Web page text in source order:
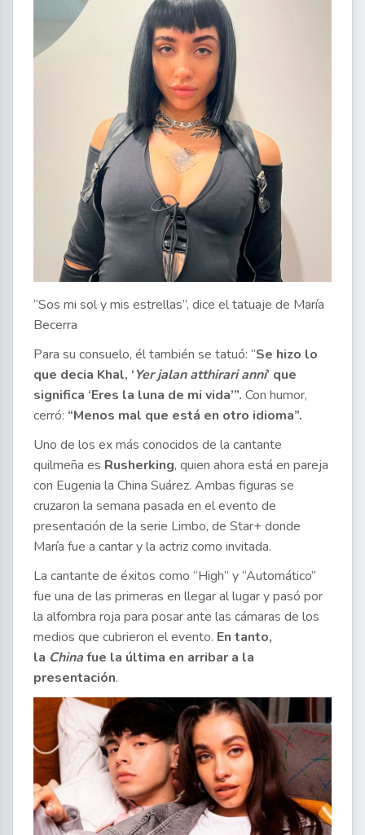
“Sos mi sol y mis estrellas”, dice el tatuaje de María
Becerra
Para su consuelo, él también se tatuó: “Se hizo lo
que decia Khal, ‘Yer jalan atthirari anni’ que
significa ‘Eres la luna de mi vida’”. Con humor,
cerró: “Menos mal que está en otro idioma”.
Uno de los ex más conocidos de la cantante
quilmeña es Rusherking, quien ahora está en pareja
con Eugenia la China Suárez. Ambas figuras se
cruzaron la semana pasada en el evento de
presentación de la serie Limbo, de Star+ donde
María fue a cantar y la actriz como invitada.
La cantante de éxitos como “High” y “Automático”
fue una de las primeras en llegar al lugar y pasó por
la alfombra roja para posar ante las cámaras de los
medios que cubrieron el evento. En tanto,
la Chinafue la última en arribar a la
presentación.